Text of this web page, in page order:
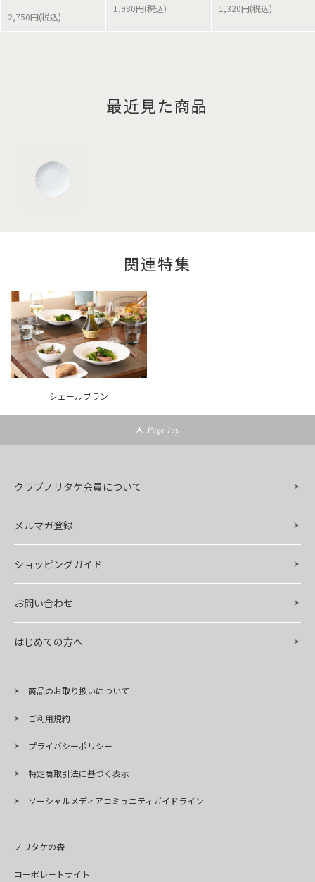
2,750円(税込)
1,980円(税込) 1,320円(税込)
最近見た商品
関連特集
シェールブラン
Page Top
クラブノリタケ会員について
メルマガ登録
ショッピングガイド
お問い合わせ
はじめての方へ
商品のお取り扱いについて
ご利用規約
プライバシーポリシー
特定商取引法に基づく表示
ソーシャルメディアコミュニティガイドライン
ノリタケの森
コーポレートサイト